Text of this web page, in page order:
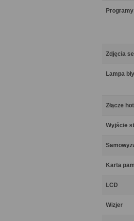
Programy
Zdjęcia
Lampa
Złącze
Wyjście
Karta
LCD
Wizjer